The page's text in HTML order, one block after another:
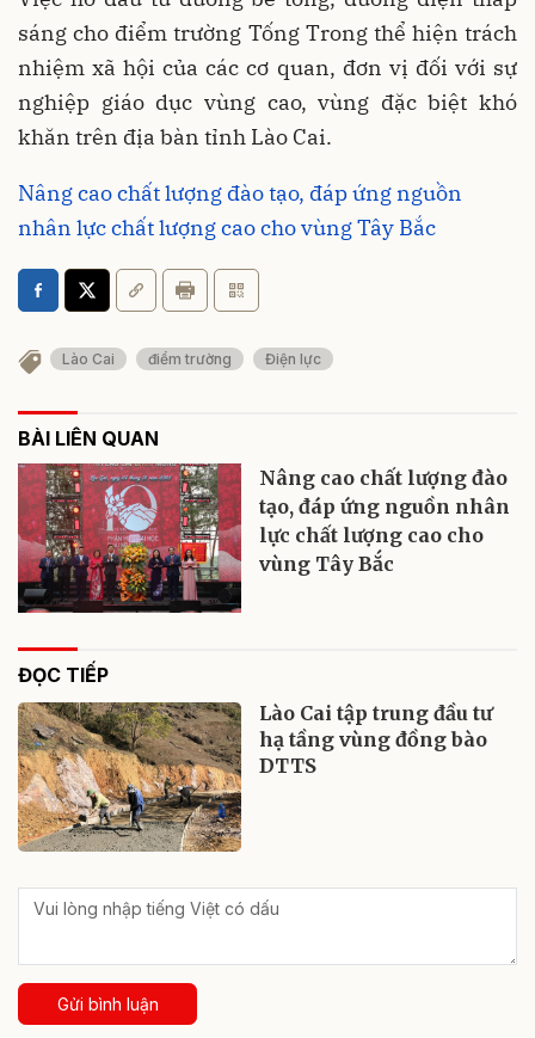
sáng cho điểm trường Tống Trong thể hiện trách
nhiệm xã hội của các cơ quan, đơn vị đối với sự
nghiệp giáo dục vùng cao, vùng đặc biệt khó
khăn trên địa bàn tỉnh Lào Cai.
Nâng cao chất lượng đào tạo, đáp ứng nguồn
nhân lực chất lượng cao cho vùng Tây Bắc
Lào Cai điểm trường Điện lực
BÀI LIÊN QUAN
Nâng cao chất lượng đào
tạo, đáp ứng nguồn nhân
lực chất lượng cao cho
vùng Tây Bắc
ĐỌC TIẾP
Lào Cai tập trung đầu tư
hạ tầng vùng đồng bào
DTTS
Gửi bình luận